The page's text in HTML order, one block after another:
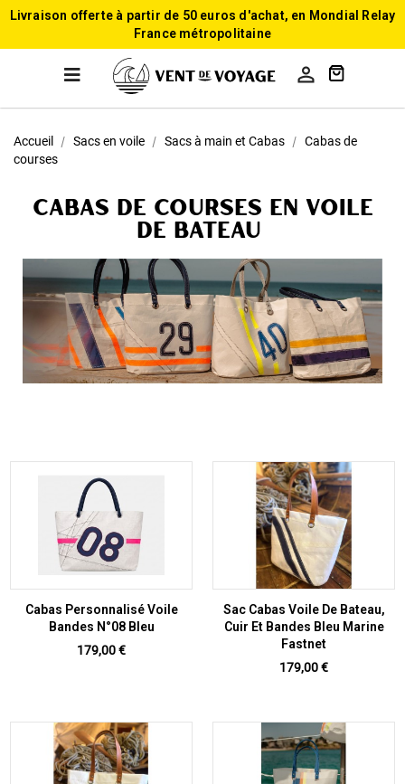
Livraison offerte à partir de 50 euros d'achat, en Mondial Relay
France métropolitaine

Accueil Sacs en voile Sacs à main et Cabas
Cabas de
courses
Cabas de courses en voile
de bateau
Cabas Personnalisé Voile
Bandes N°08 Bleu
Prix
179,00 €
Sac Cabas Voile De Bateau,
Cuir Et Bandes Bleu Marine
Fastnet
Prix
179,00 €